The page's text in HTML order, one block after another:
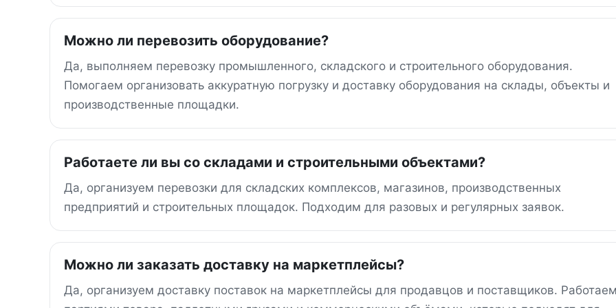
Можно ли перевозить оборудование?
Да, выполняем перевозку промышленного, складского и строительного оборудования.
Помогаем организовать аккуратную погрузку и доставку оборудования на склады, объекты и
производственные площадки.
Работаете ли вы со складами и строительными объектами?
Да, организуем перевозки для складских комплексов, магазинов, производственных
предприятий и строительных площадок. Подходим для разовых и регулярных заявок.
Можно ли заказать доставку на маркетплейсы?
Да, организуем доставку поставок на маркетплейсы для продавцов и поставщиков.